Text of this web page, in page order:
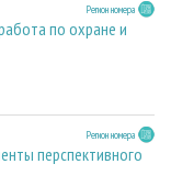
Регион номера
по охране и
Регион номера
перспективного